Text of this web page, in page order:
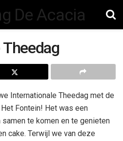
Internationale Theedag met de
Fontein! Het was een
te komen en te genieten
cake. Terwijl we van deze